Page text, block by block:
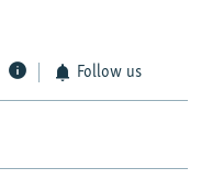
Follow us